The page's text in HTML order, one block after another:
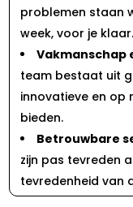
problemen staan
week, voor je klaar.
Vakmanschap
team bestaat uit
innovatieve en op
bieden.
Betrouwbare
zijn pas tevreden
tevredenheid van